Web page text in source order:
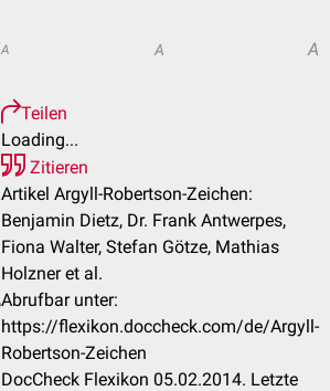
A A A
Teilen
Loading...
Zitieren
Artikel Argyll-Robertson-Zeichen:
Benjamin Dietz, Dr. Frank Antwerpes,
Fiona Walter, Stefan Götze, Mathias
Holzner et al.
Abrufbar unter:
https://flexikon.doccheck.com/de/Argyll-
Robertson-Zeichen
DocCheck Flexikon 05.02.2014. Letzte